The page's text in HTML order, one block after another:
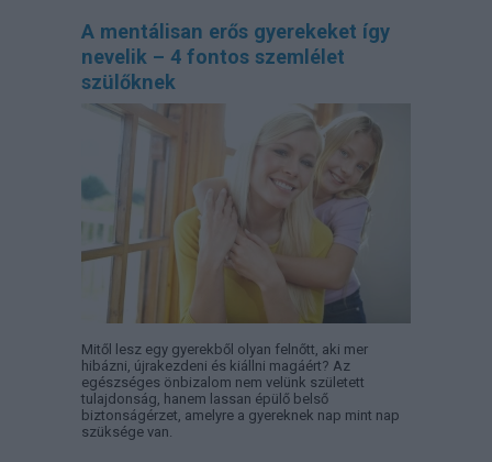
A mentálisan erős gyerekeket így
nevelik – 4 fontos szemlélet
szülőknek
Mitől lesz egy gyerekből olyan felnőtt, aki mer
hibázni, újrakezdeni és kiállni magáért? Az
egészséges önbizalom nem velünk született
tulajdonság, hanem lassan épülő belső
biztonságérzet, amelyre a gyereknek nap mint nap
szüksége van.